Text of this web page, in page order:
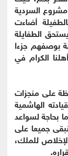
السردية
أضاءت
الطفايلة
بوصفهم جزءا
الكرام في
على منجزات
الهاشمية
بحاجة لسواعد
جميعا على
للملك،